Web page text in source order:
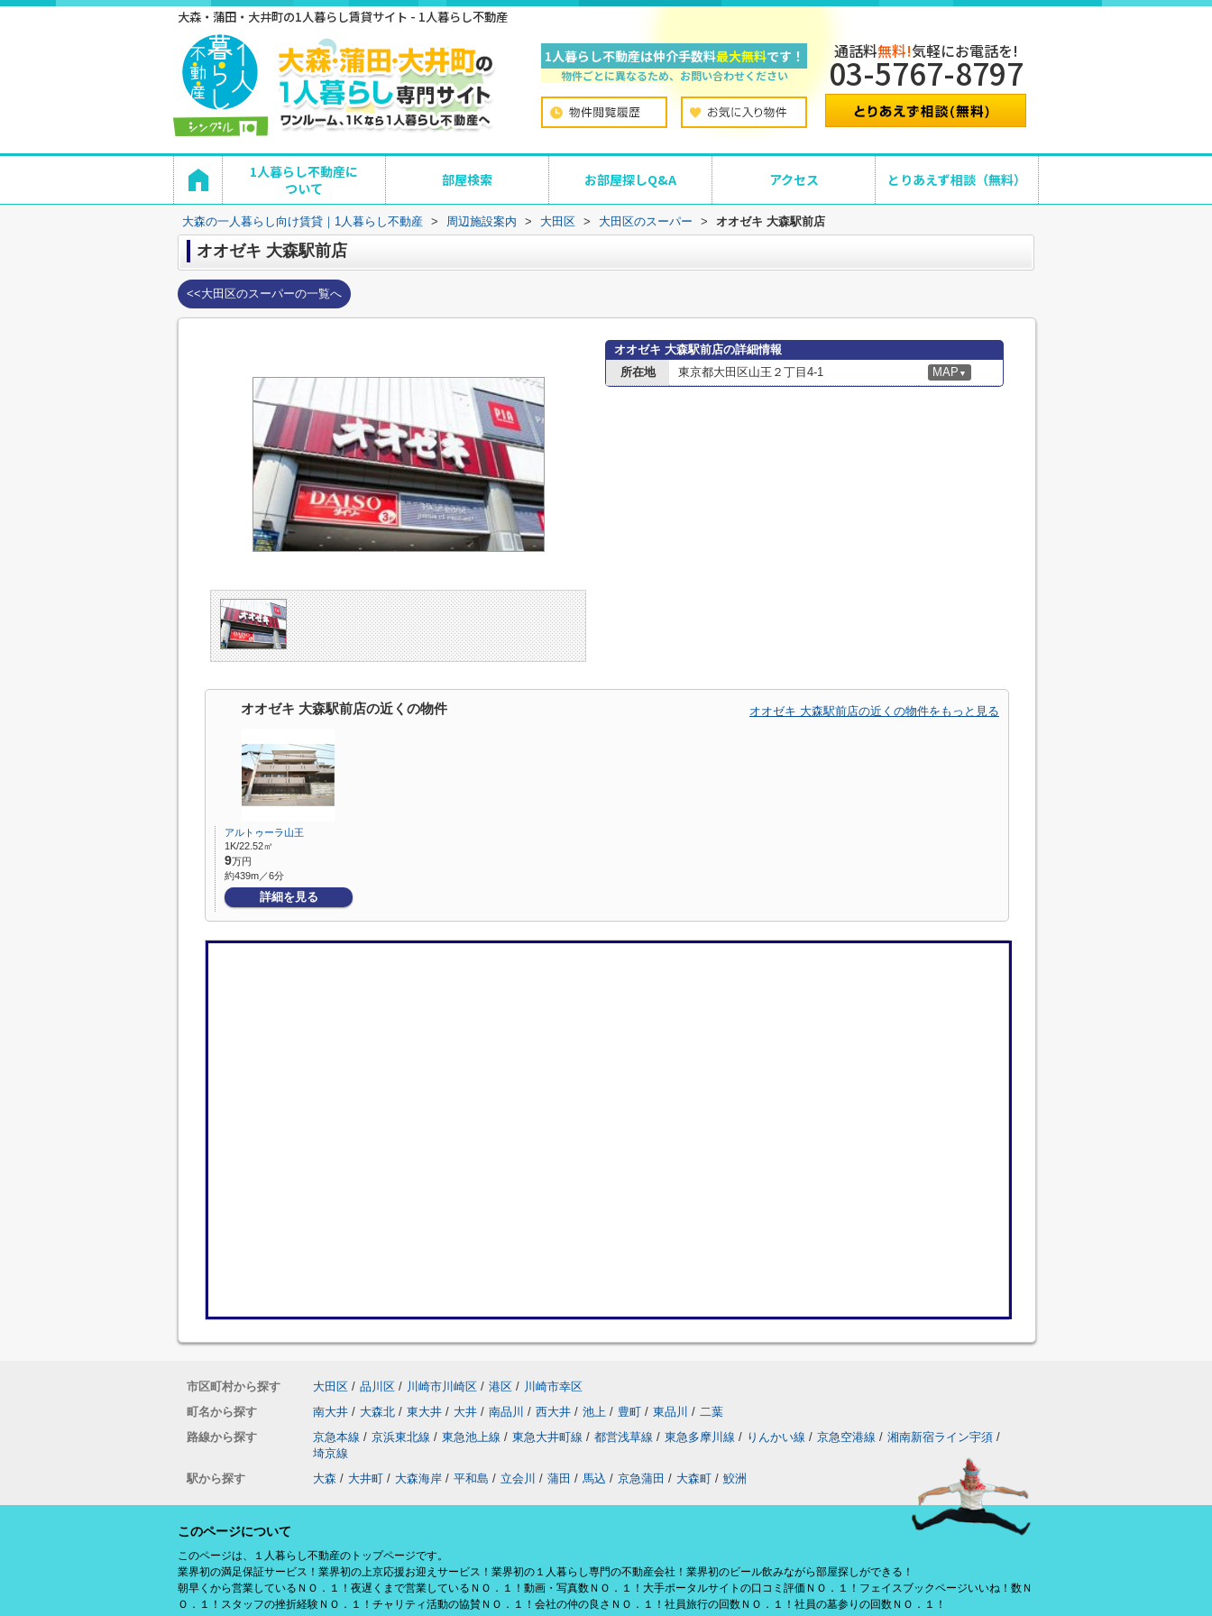
大森・蒲田・大井町の1人暮らし賃貸サイト - 1人暮らし不動産
1人暮らし不動産は仲介手数料最大無料です！
物件ごとに異なるため、お問い合わせください
通話料無料!気軽にお電話を!
03-5767-8797
1人暮らし不動産に
ついて
部屋検索 お部屋探しQ&A アクセス とりあえず相談（無料）
大森の一人暮らし向け賃貸｜1人暮らし不動産 > 周辺施設案内 > 大田区 > 大田区のスーパー > オオゼキ 大森駅前店
オオゼキ 大森駅前店
<<大田区のスーパーの一覧へ
オオゼキ 大森駅前店の詳細情報
所在地
東京都大田区山王２丁目4-1 MAP ▼
オオゼキ 大森駅前店の近くの物件 オオゼキ 大森駅前店の近くの物件をもっと見る
アルトゥーラ山王
1K/22.52㎡
9万円
約439m／6分
詳細を見る
市区町村から探す 大田区 / 品川区 / 川崎市川崎区 / 港区 / 川崎市幸区
町名から探す
南大井 / 大森北 / 東大井 / 大井 / 南品川 / 西大井 / 池上 / 豊町 / 東品川 / 二葉
路線から探す
京急本線 / 京浜東北線 / 東急池上線 / 東急大井町線 / 都営浅草線 / 東急多摩川線 / りんかい線 / 京急空港線 / 湘南新宿ライン宇須 /
埼京線
駅から探す
大森 / 大井町 / 大森海岸 / 平和島 / 立会川 / 蒲田 / 馬込 / 京急蒲田 / 大森町 / 鮫洲
このページについて
このページは、１人暮らし不動産のトップページです。
業界初の満足保証サービス！業界初の上京応援お迎えサービス！業界初の１人暮らし専門の不動産会社！業界初のビール飲みながら部屋探しができる！
朝早くから営業しているＮＯ．１！夜遅くまで営業しているＮＯ．１！動画・写真数ＮＯ．１！大手ポータルサイトの口コミ評価ＮＯ．１！フェイスブックページいいね！数Ｎ
Ｏ．１！スタッフの挫折経験ＮＯ．１！チャリティ活動の協賛ＮＯ．１！会社の仲の良さＮＯ．１！社員旅行の回数ＮＯ．１！社員の墓参りの回数ＮＯ．１！